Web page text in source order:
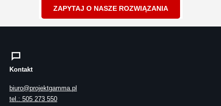
ZAPYTAJ O NASZE ROZWIĄZANIA
Kontakt
biuro@projektgamma.pl
tel.: 505 273 550